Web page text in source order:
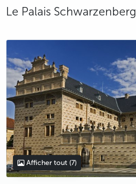
Le Palais Schwarzenberg
photo 5
photo 6
photo 7
Afficher tout (7)